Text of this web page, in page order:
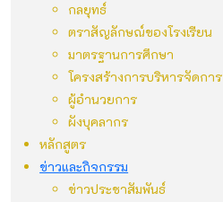
กลยุทธ์
ตราสัญลักษณ์ของโรงเรียน
มาตรฐานการศึกษา
โครงสร้างการบริหารจัดการ
ผู้อำนวยการ
ผังบุคลากร
หลักสูตร
ข่าวและกิจกรรม
ข่าวประชาสัมพันธ์